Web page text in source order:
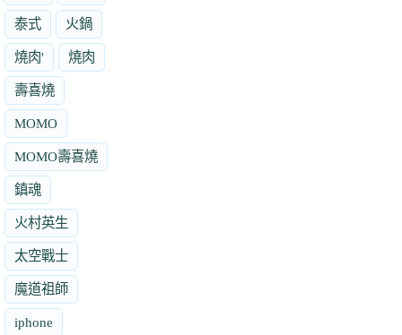
泰式 火鍋
燒肉' 燒肉
壽喜燒
MOMO
MOMO壽喜燒
鎮魂
火村英生
太空戰士
魔道祖師
iphone